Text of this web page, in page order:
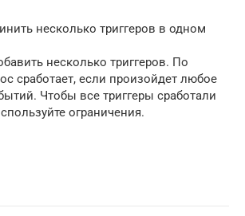
несколько триггеров в одном
несколько триггеров. По
сработает, если произойдет любое
Чтобы все триггеры сработали
ограничения.